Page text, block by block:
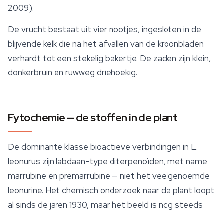
2009).
De vrucht bestaat uit vier nootjes, ingesloten in de
blijvende kelk die na het afvallen van de kroonbladen
verhardt tot een stekelig bekertje. De zaden zijn klein,
donkerbruin en ruwweg driehoekig.
Fytochemie — de stoffen in de plant
De dominante klasse bioactieve verbindingen in L.
leonurus zijn labdaan-type diterpenoïden, met name
marrubine en premarrubine — niet het veelgenoemde
leonurine. Het chemisch onderzoek naar de plant loopt
al sinds de jaren 1930, maar het beeld is nog steeds